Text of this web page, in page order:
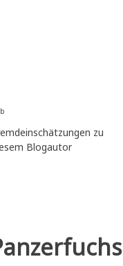
b
zu
Blogautor